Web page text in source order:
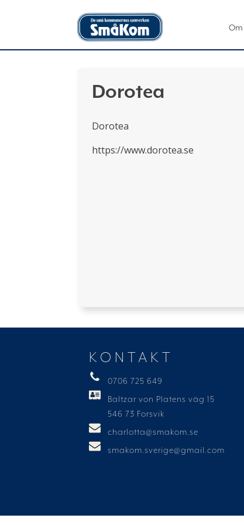
Om
Dorotea
Dorotea
https://www.dorotea.se
KONTAKT
0706 725 649
Baltzar von Platens väg 15
546 73 Forsvik
charlotta@smakom.se
smakom.sverige@gmail.com